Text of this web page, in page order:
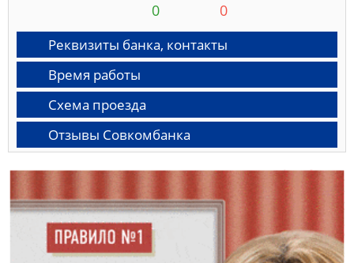
0 0
Реквизиты банка, контакты
Время работы
Схема проезда
Отзывы Совкомбанка